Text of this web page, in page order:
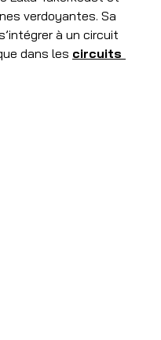
verdoyantes. Sa
à un circuit
dans les circuits